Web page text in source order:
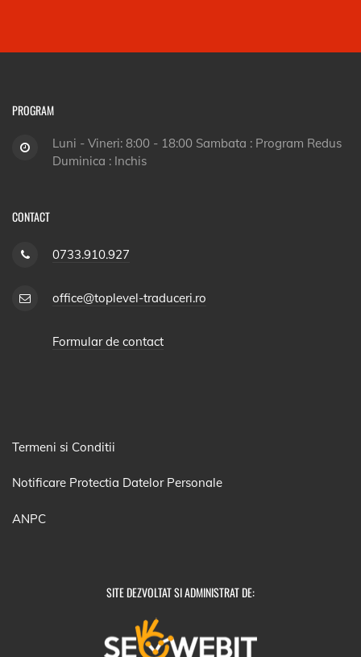
PROGRAM
Luni - Vineri: 8:00 - 18:00 Sambata : Program Redus
Duminica : Inchis
CONTACT
0733.910.927
office@toplevel-traduceri.ro
Formular de contact
Termeni si Conditii
Notificare Protectia Datelor Personale
ANPC
SITE DEZVOLTAT SI ADMINISTRAT DE: